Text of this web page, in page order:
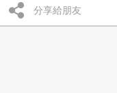
分享給朋友